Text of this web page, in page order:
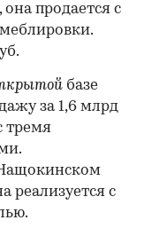
продается с
базе
за 1,6 млрд
тремя
реализуется с